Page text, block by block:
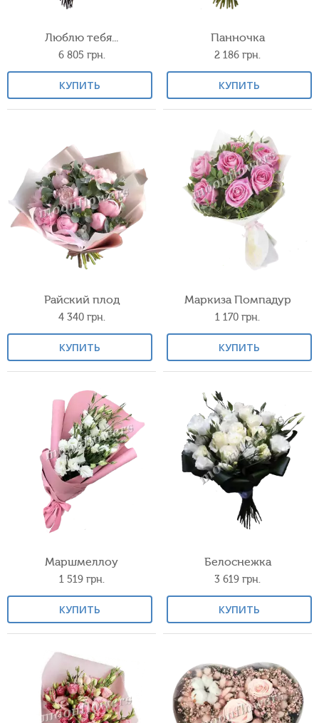
Люблю тебя...
6 805 грн.
КУПИТЬ
Панночка
2 186 грн.
КУПИТЬ
Райский плод
4 340 грн.
КУПИТЬ
Маркиза Помпадур
1 170 грн.
КУПИТЬ
Маршмеллоу
1 519 грн.
КУПИТЬ
Белоснежка
3 619 грн.
КУПИТЬ